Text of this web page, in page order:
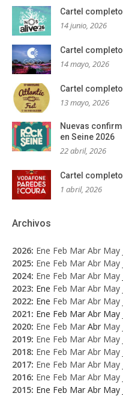
Cartel
14 junio, 2026
Cartel
14 mayo, 2026
Cartel
13 mayo, 2026
Nuevas
en Seine 2026
22 abril, 2026
Cartel
1 abril, 2026
Archivos
2026: Ene Feb Mar Abr May
2025: Ene Feb Mar Abr May
2024: Ene Feb Mar Abr May
2023: Ene Feb Mar Abr May
2022: Ene Feb Mar Abr May
2021: Ene Feb Mar Abr May
2020: Ene Feb Mar Abr May
2019: Ene Feb Mar Abr May
2018: Ene Feb Mar Abr May
2017: Ene Feb Mar Abr May
2016: Ene Feb Mar Abr May
2015: Ene Feb Mar Abr May